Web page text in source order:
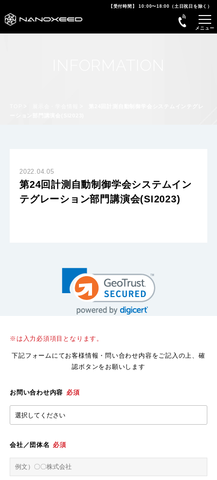
【受付時間】 10:00〜18:00（土日祝日を除く）
2022.04.05
第24回計測自動制御学会システムイン
テグレーション部門講演会(SI2023)
※は入力必須項目となります。
下記フォームにてお客様情報・問い合わせ内容をご記入の上、確
認ボタンをお願いします
お問い合わせ内容 必須
会社／団体名 必須